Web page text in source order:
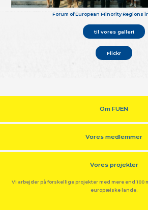
Forum of European Minority Regions
til vores galleri
Flickr
Om FUEN
Vores medlemmer
Vores projekter
Vi arbejder på forskellige projekter med mere end
europæiske lande.